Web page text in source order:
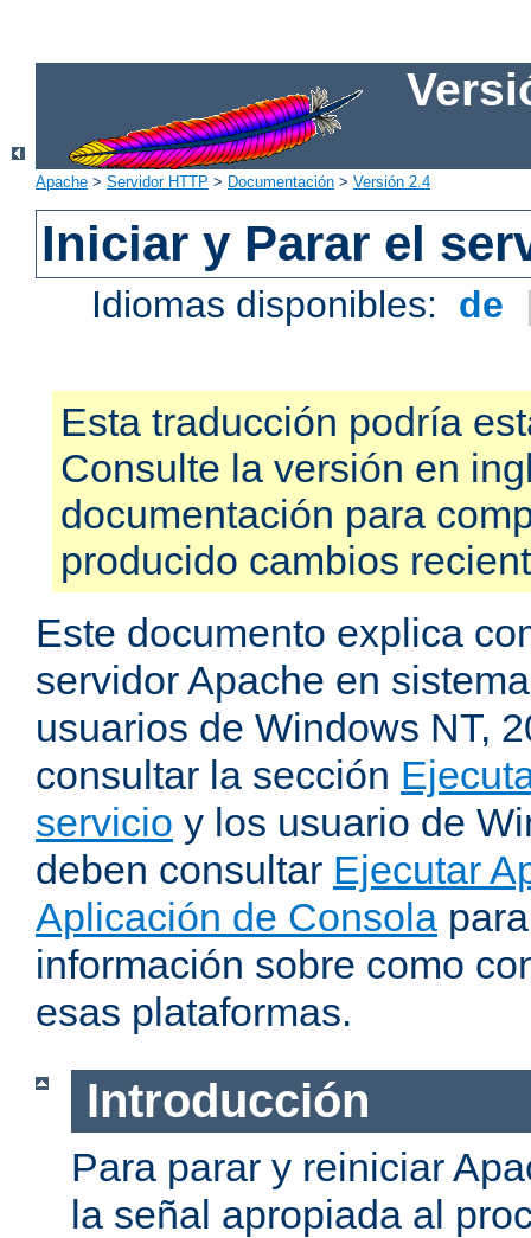
Apache > Servidor HTTP > Documentación > Versión 2.4
Iniciar y Parar el
Idiomas disponibles: de
Esta traducción podría
Consulte la versión en
documentación para
producido cambios
Este documento explica
servidor Apache en
usuarios de Windows NT,
consultar la sección
servicio y los usuario de
deben consultar Ejecutar
Aplicación de Consola
información sobre como
esas plataformas.
Introducción
Para parar y reiniciar
la señal apropiada al